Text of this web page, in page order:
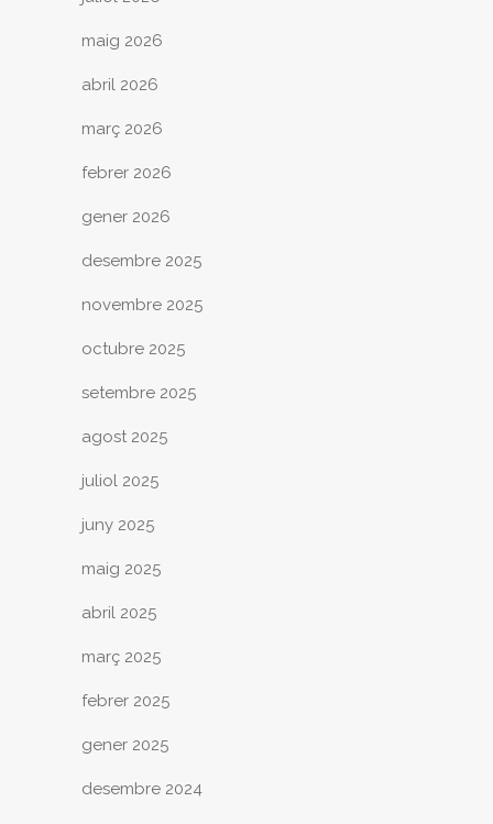
maig 2026
abril 2026
març 2026
febrer 2026
gener 2026
desembre 2025
novembre 2025
octubre 2025
setembre 2025
agost 2025
juliol 2025
juny 2025
maig 2025
abril 2025
març 2025
febrer 2025
gener 2025
desembre 2024